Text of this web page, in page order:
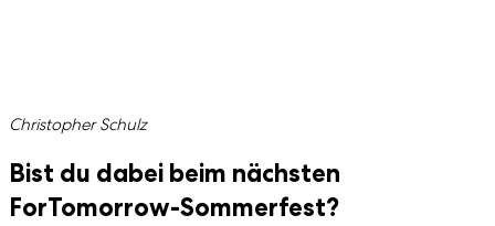
Geschrieben von
Christopher Schulz
Bist du dabei beim nächsten
ForTomorrow-Sommerfest?